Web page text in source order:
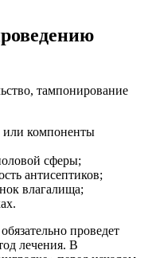
тампонирование
или компоненты
сферы;
антисептиков;
влагалища;
проведет
лечения. В